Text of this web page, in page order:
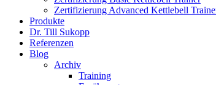
Zertifizierung Advanced Kettlebell
Produkte
Dr. Till Sukopp
Referenzen
Blog
Archiv
Training